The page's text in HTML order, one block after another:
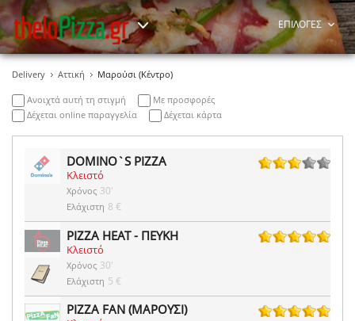
ΕΠΙΛΟΓΕΣ
Delivery Αττική Μαρούσι (Κέντρο)
Ανοιχτά αυτή τη στιγμή
Με προσφορές
Δέχεται online παραγγελία
Δέχεται κάρτα
DOMINO`S PIZZA
Κλειστό
Χρόνος 30'
Ελάχιστη 8 €
PIZZA HEAT - ΠΕΥΚΗ
Κλειστό
Χρόνος 30'
Ελάχιστη 5 €
PIZZA FAN (ΜΑΡΟΥΣΙ)